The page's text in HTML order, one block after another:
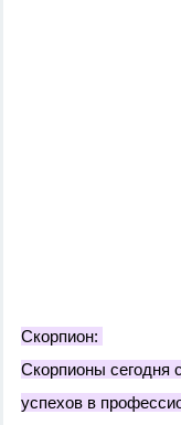
Скорпион:
Скорпионы сегодня
успехов в